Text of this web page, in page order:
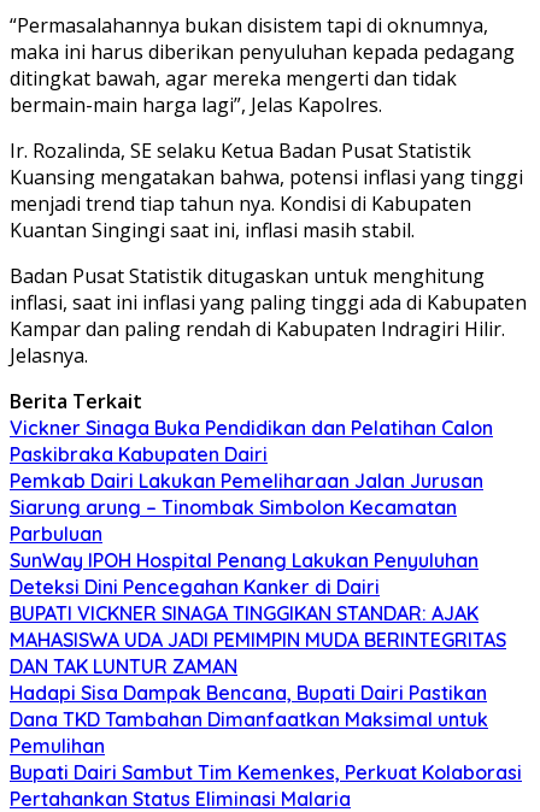
“Permasalahannya bukan disistem tapi di oknumnya,
maka ini harus diberikan penyuluhan kepada pedagang
ditingkat bawah, agar mereka mengerti dan tidak
bermain-main harga lagi”, Jelas Kapolres.
Ir. Rozalinda, SE selaku Ketua Badan Pusat Statistik
Kuansing mengatakan bahwa, potensi inflasi yang tinggi
menjadi trend tiap tahun nya. Kondisi di Kabupaten
Kuantan Singingi saat ini, inflasi masih stabil.
Badan Pusat Statistik ditugaskan untuk menghitung
inflasi, saat ini inflasi yang paling tinggi ada di Kabupaten
Kampar dan paling rendah di Kabupaten Indragiri Hilir.
Jelasnya.
Berita Terkait
Vickner Sinaga Buka Pendidikan dan Pelatihan Calon
Paskibraka Kabupaten Dairi
Pemkab Dairi Lakukan Pemeliharaan Jalan Jurusan
Siarung arung – Tinombak Simbolon Kecamatan
Parbuluan
SunWay IPOH Hospital Penang Lakukan Penyuluhan
Deteksi Dini Pencegahan Kanker di Dairi
BUPATI VICKNER SINAGA TINGGIKAN STANDAR: AJAK
MAHASISWA UDA JADI PEMIMPIN MUDA BERINTEGRITAS
DAN TAK LUNTUR ZAMAN
Hadapi Sisa Dampak Bencana, Bupati Dairi Pastikan
Dana TKD Tambahan Dimanfaatkan Maksimal untuk
Pemulihan
Bupati Dairi Sambut Tim Kemenkes, Perkuat Kolaborasi
Pertahankan Status Eliminasi Malaria